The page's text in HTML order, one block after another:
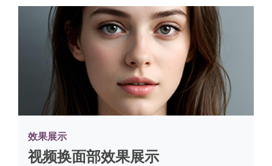
效果展示
视频换面部效果展示